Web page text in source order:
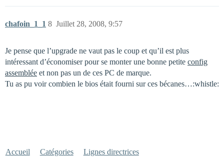
chafoin_1_1 Juillet 28, 2008, 9:57
8
Je pense que l’upgrade ne vaut pas le coup et qu’il est plus
intéressant d’économiser pour se monter une bonne petite config
assemblée et non pas un de ces PC de marque.
Tu as pu voir combien le bios était fourni sur ces bécanes…:whistle:
Accueil Catégories Lignes directrices